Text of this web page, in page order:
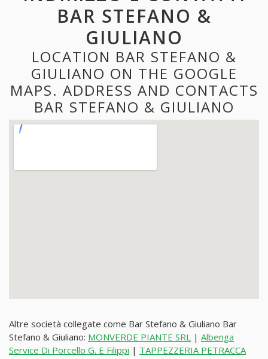
BAR STEFANO &
GIULIANO
LOCATION BAR STEFANO &
GIULIANO ON THE GOOGLE
MAPS. ADDRESS AND CONTACTS
BAR STEFANO & GIULIANO
Altre società collegate come Bar Stefano & Giuliano Bar
Stefano & Giuliano: MONVERDE PIANTE SRL | Albenga
Service Di Porcello G. E Filippi | TAPPEZZERIA PETRACCA